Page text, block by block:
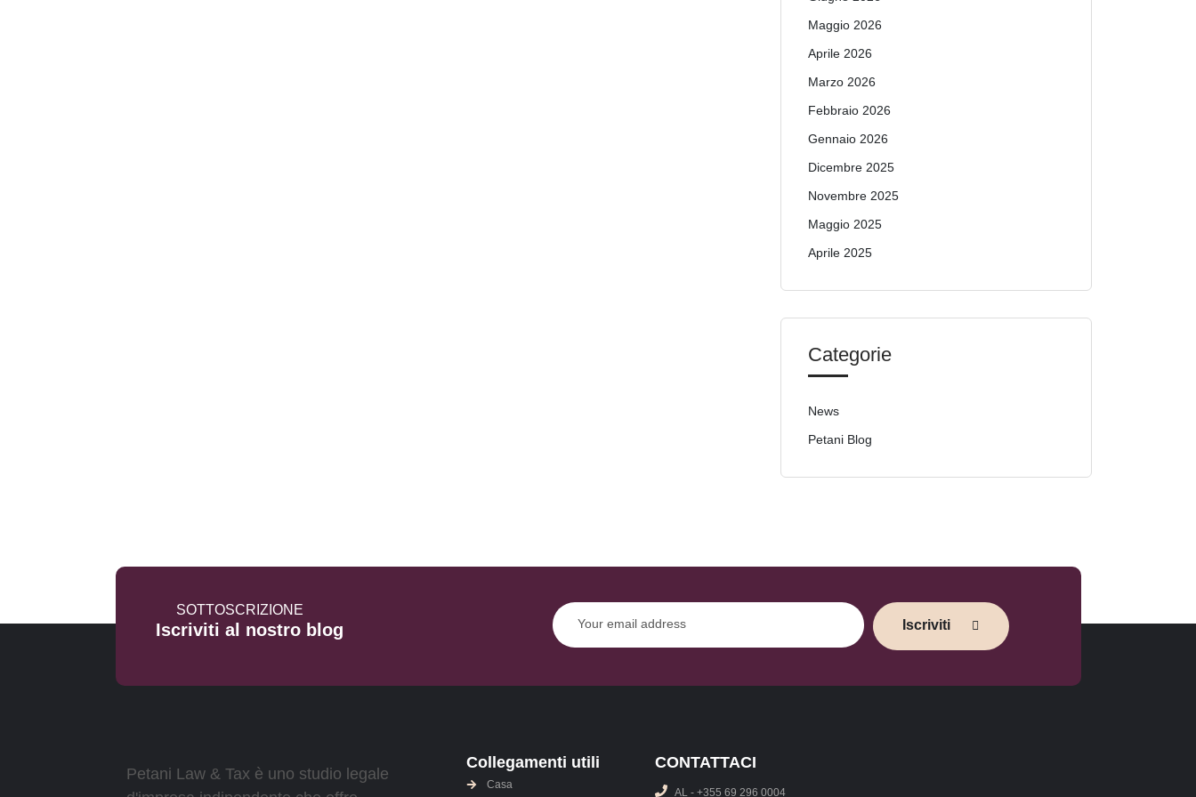
Maggio 2026
Aprile 2026
Marzo 2026
Febbraio 2026
Gennaio 2026
Dicembre 2025
Novembre 2025
Maggio 2025
Aprile 2025
Categorie
News
Petani Blog
SOTTOSCRIZIONE
Iscriviti al nostro blog Iscriviti
Petani Law & Tax è uno studio legale
Collegamenti utili
Casa
CONTATTACI
AL - +355 69 296 0004